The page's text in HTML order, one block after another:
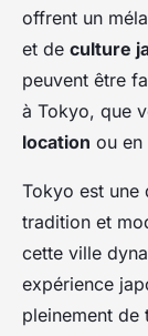
offrent un
et de culture
peuvent être
à Tokyo, que
location ou en
Tokyo est une
tradition et
cette ville
expérience
pleinement